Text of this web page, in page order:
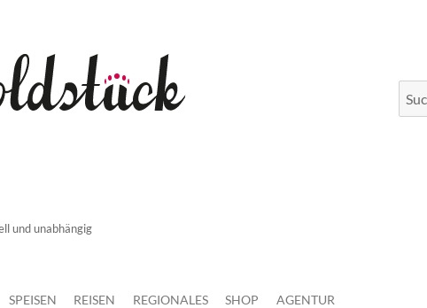
und unabhängig
SPEISEN REISEN REGIONALES SHOP AGENTUR